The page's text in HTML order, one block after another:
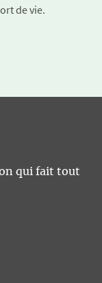
de vie.
qui fait tout